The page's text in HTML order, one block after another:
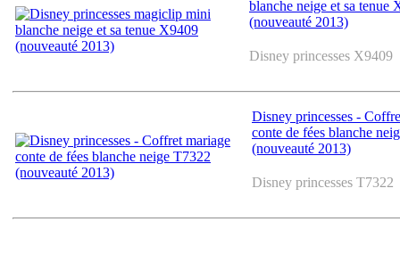
blanche neige et sa tenue
(nouveauté 2013)
Disney princesses X9409
Disney princesses -
conte de fées blanche
(nouveauté 2013)
Disney princesses T7322